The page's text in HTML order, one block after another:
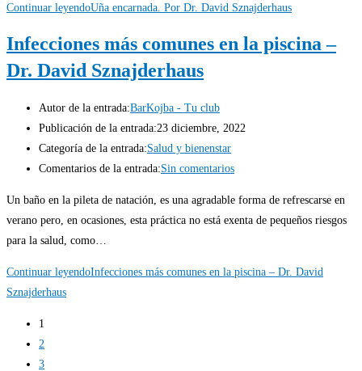
Continuar leyendoUña encarnada. Por Dr. David Sznajderhaus
Infecciones más comunes en la piscina –
Dr. David Sznajderhaus
Autor de la entrada:BarKojba - Tu club
Publicación de la entrada:23 diciembre, 2022
Categoría de la entrada:Salud y bienenstar
Comentarios de la entrada:Sin comentarios
Un baño en la pileta de natación, es una agradable forma de refrescarse en
verano pero, en ocasiones, esta práctica no está exenta de pequeños riesgos
para la salud, como…
Continuar leyendoInfecciones más comunes en la piscina – Dr. David
Sznajderhaus
1
2
3